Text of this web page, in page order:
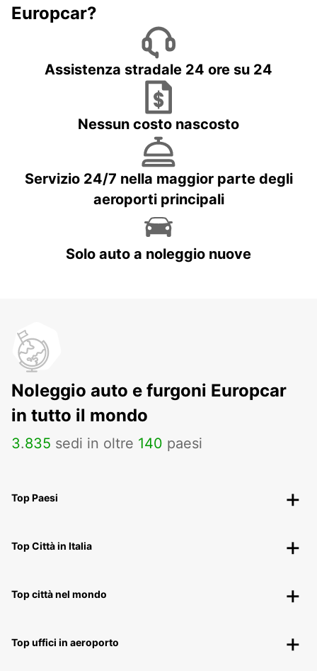
Europcar?
Assistenza stradale 24 ore su 24
Nessun costo nascosto
Servizio 24/7 nella maggior parte degli
aeroporti principali
Solo auto a noleggio nuove
Noleggio auto e furgoni Europcar
in tutto il mondo
3.835 sedi in oltre 140 paesi
Top Paesi
Top Città in Italia
Top città nel mondo
Top uffici in aeroporto